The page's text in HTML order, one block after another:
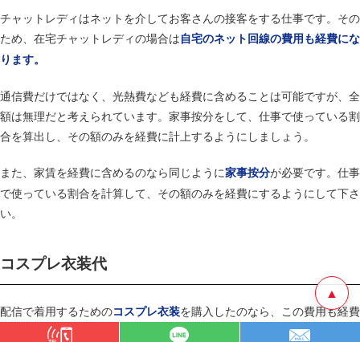
チャットレディはネットを介してお客さんの接客をする仕事です。その
ため、在宅チャットレディの場合は自宅のネット回線の費用も経費にな
ります。
通信費だけではなく、光熱費なども経費に含めることは可能ですが、全
額は無理だと考えられています。家事按分をして、仕事で使っている割
合を算出し、その額のみを経費に計上するようにしましょう。
また、家賃を経費に含めるのなら同じように家事按分が必要です。仕事
で使っている割合を計算して、その額のみを経費にするようにして下さ
い。
コスプレ衣装代
配信で着用するためのコスプレ衣装を購入したのなら、この費用も経費
にすることができます。チャットレディの中には、お客さんを喜ばせる
▲